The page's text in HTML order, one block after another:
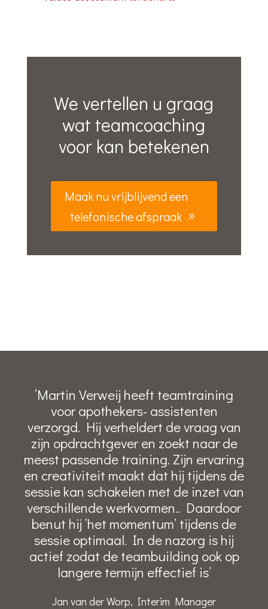
We vertellen u graag
wat teamcoaching
voor kan betekenen
Maak nu vrijblijvend een
telefonische afspraak
‘Martin Verweij heeft teamtraining
voor apothekers- assistenten
verzorgd. Hij verheldert de vraag van
zijn opdrachtgever en zoekt naar de
meest passende training. Zijn ervaring
en creativiteit maakt dat hij tijdens de
sessie kan schakelen met de inzet van
verschillende werkvormen.. Daardoor
benut hij ‘het momentum’ tijdens de
sessie optimaal. In de nazorg is hij
actief zodat de teambuilding ook op
langere termijn effectief is’
Jan van der Worp, Interim Manager